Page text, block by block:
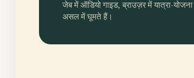
जेब में ऑडियो गाइड, ब्राउज़र में यात्रा-
असल में घूमते हैं।